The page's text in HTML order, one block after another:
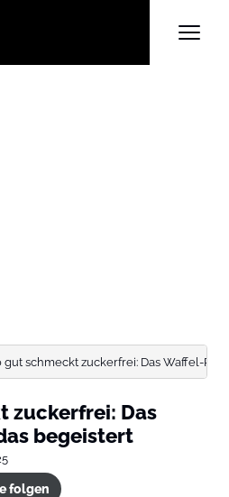
gut schmeckt zuckerfrei: Das Waffel-
zuckerfrei: Das
begeistert
folgen